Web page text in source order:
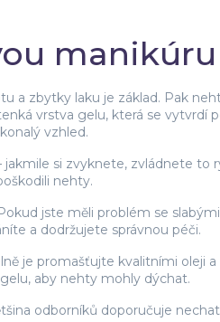
a zbytky laku je základ. Pak
vrstva gelu, která se vytvrdí
vzhled.
si zvyknete, zvládnete to
nehty.
jste měli problém se
a dodržujete správnou péči.
je promašťujte kvalitními
aby nehty mohly dýchat.
odborníků doporučuje